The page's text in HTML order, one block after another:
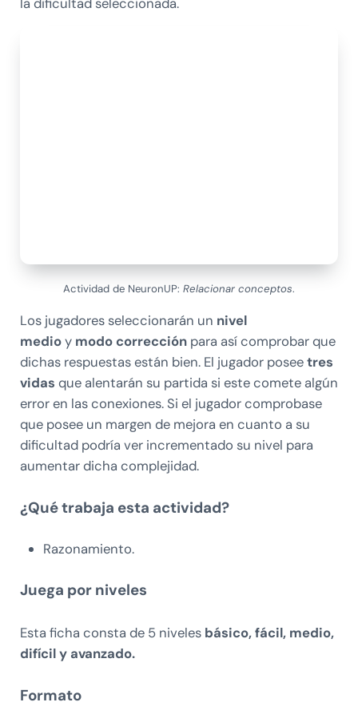
la dificultad seleccionada.
Actividad de NeuronUP: Relacionar conceptos.
Los jugadores seleccionarán un nivel
medioy modo correcciónpara así comprobar que
dichas respuestas están bien. El jugador poseetres
vidas que alentarán su partida si este comete algún
error en las conexiones. Si el jugador comprobase
que posee un margen de mejora en cuanto a su
dificultad podría ver incrementado su nivel para
aumentar dicha complejidad.
¿Qué trabaja esta actividad?
Razonamiento.
Juega por niveles
Esta ficha consta de 5 niveles básico, fácil, medio,
difícil y avanzado.
Formato